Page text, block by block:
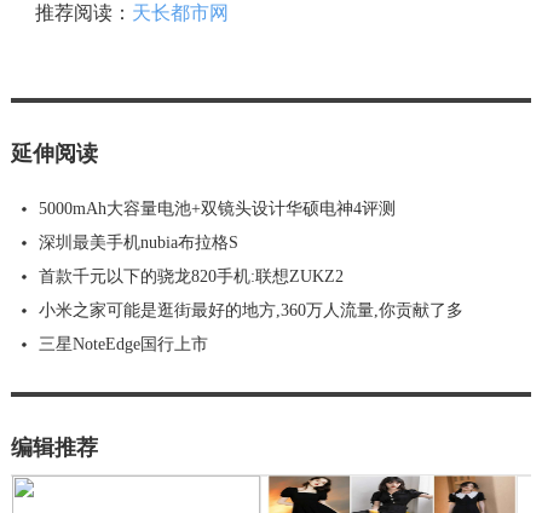
推荐阅读： 天长都市网
延伸阅读
5000mAh大容量电池+双镜头设计华硕电神4评测
深圳最美手机nubia布拉格S
首款千元以下的骁龙820手机:联想ZUKZ2
小米之家可能是逛街最好的地方,360万人流量,你贡献了多
三星NoteEdge国行上市
编辑推荐